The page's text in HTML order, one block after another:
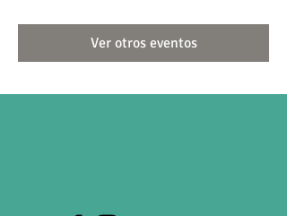
Ver otros eventos